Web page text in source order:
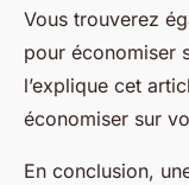
Vous trouverez
pour économiser
l’explique cet
économiser sur
En conclusion,